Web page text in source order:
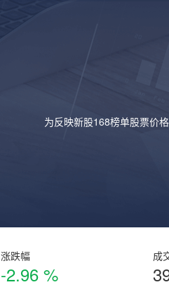
为反映新股168榜单股票价
涨跌幅
-2.96 %
成